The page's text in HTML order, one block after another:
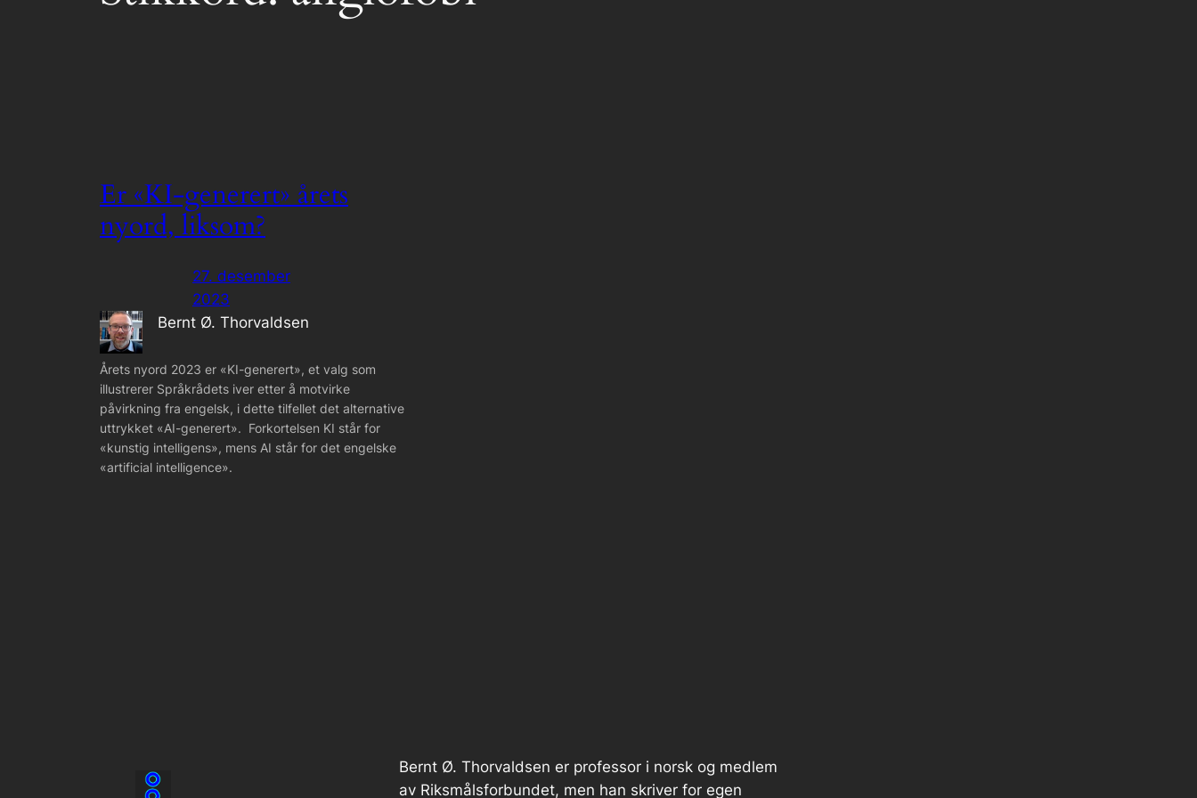
Er «KI-generert» årets
nyord, liksom?
27. desember
2023
Bernt Ø. Thorvaldsen
Årets nyord 2023 er «KI-generert», et valg som
illustrerer Språkrådets iver etter å motvirke
påvirkning fra engelsk, i dette tilfellet det alternative
uttrykket «AI-generert». Forkortelsen KI står for
«kunstig intelligens», mens AI står for det engelske
«artificial intelligence».
Bernt Ø. Thorvaldsen er professor i norsk og medlem
av Riksmålsforbundet, men han skriver for egen